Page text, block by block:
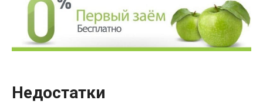
Недостатки